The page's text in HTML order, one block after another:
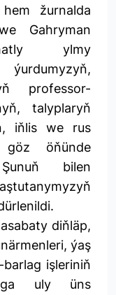
žurnalda
Gahryman
ylmy
ýurdumyzyň,
professor-
talyplaryň
iňlis we rus
öňünde
bilen
diňläp,
ýaş
işleriniň
uly üns